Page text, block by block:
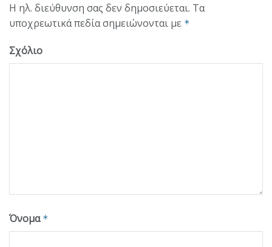
Η ηλ. διεύθυνση σας δεν δημοσιεύεται. Τα
υποχρεωτικά πεδία σημειώνονται με *
Σχόλιο
Όνομα *